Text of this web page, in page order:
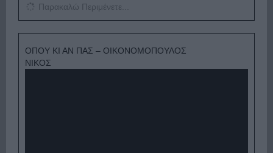
Παρακαλώ Περιμένετε...
ΟΠΟΥ ΚΙ ΑΝ ΠΑΣ – ΟΙΚΟΝΟΜΟΠΟΥΛΟΣ
ΝΙΚΟΣ